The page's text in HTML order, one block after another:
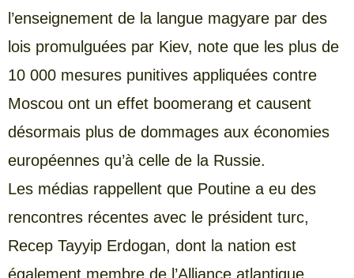
l’enseignement de la langue magyare par des
lois promulguées par Kiev, note que les plus de
10 000 mesures punitives appliquées contre
Moscou ont un effet boomerang et causent
désormais plus de dommages aux économies
européennes qu’à celle de la Russie.
Les médias rappellent que Poutine a eu des
rencontres récentes avec le président turc,
Recep Tayyip Erdogan, dont la nation est
également membre de l’Alliance atlantique,